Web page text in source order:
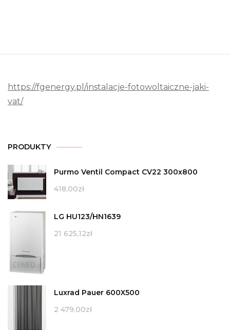
https://fgenergy.pl/instalacje-fotowoltaiczne-jaki-
vat/
PRODUKTY
Purmo Ventil Compact CV22 300x800
418,00zł
LG HU123/HN1639
21 625,12zł
Luxrad Pauer 600X500
2 479,00zł